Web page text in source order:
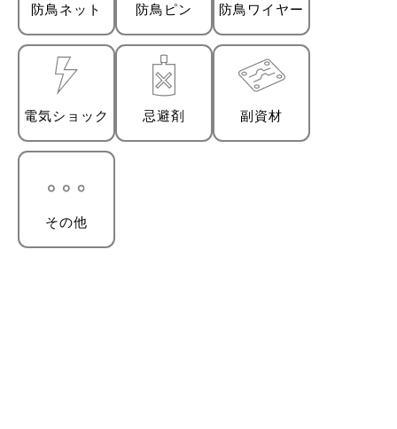
防鳥ネット 防鳥ピン 防鳥ワイヤー
電気ショック 忌避剤 副資材
その他